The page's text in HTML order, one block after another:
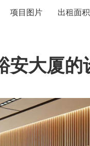
项目图片 出租面积
安大厦